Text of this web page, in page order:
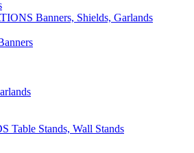
Banners, Shields, Garlands
Table Stands, Wall Stands